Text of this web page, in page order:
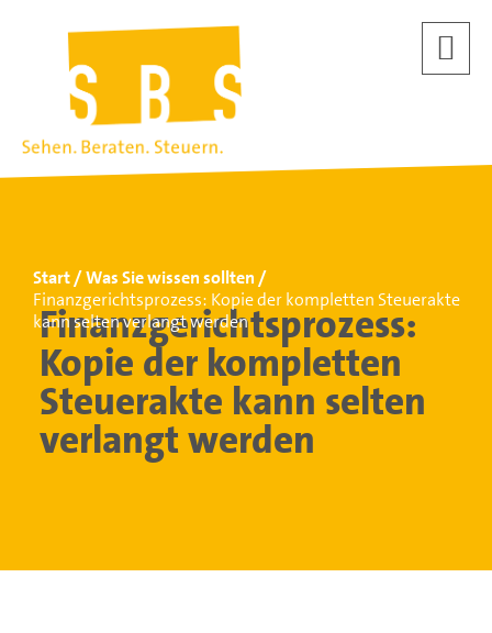
Start
Was Sie wissen sollten
Finanzgerichtsprozess: Kopie der kompletten Steuerakte
kann selten verlangt werden
Finanzgerichtsprozess:
Kopie der kompletten
Steuerakte kann selten
verlangt werden